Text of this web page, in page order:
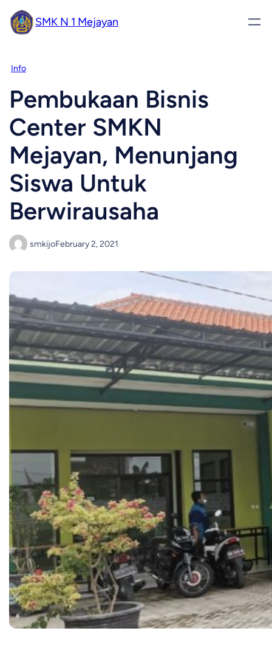
SMK N 1 Mejayan
Info
Pembukaan Bisnis
Center SMKN
Mejayan, Menunjang
Siswa Untuk
Berwirausaha
smkijoFebruary 2, 2021